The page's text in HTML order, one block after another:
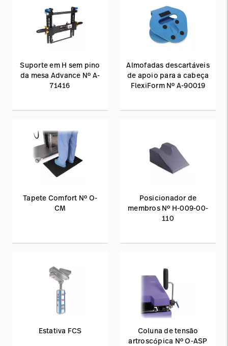
Suporte em H sem pino
da mesa Advance Nº A-
71416
Almofadas descartáveis
de apoio para a cabeça
FlexiForm Nº A-90019
Tapete Comfort Nº O-
CM
Posicionador de
membros Nº H-009-00-
110
Estativa FCS
Coluna de tensão
artroscópica Nº O-ASP